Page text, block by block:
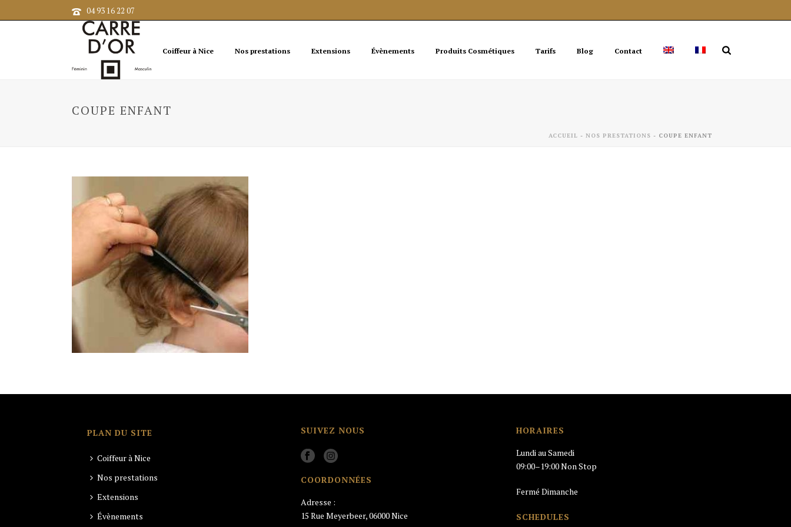
04 93 16 22 07
Coiffeur à Nice Nos prestations Extensions Évènements Produits Cosmétiques Tarifs Blog Contact
COUPE ENFANT
ACCUEIL - NOS PRESTATIONS - COUPE ENFANT
PLAN DU SITE
Coiffeur à Nice
Nos prestations
Extensions
Évènements
SUIVEZ NOUS
COORDONNÉES
Adresse :
15 Rue Meyerbeer, 06000 Nice
HORAIRES
Lundi au Samedi
09:00–19:00 Non Stop
Fermé Dimanche
SCHEDULES